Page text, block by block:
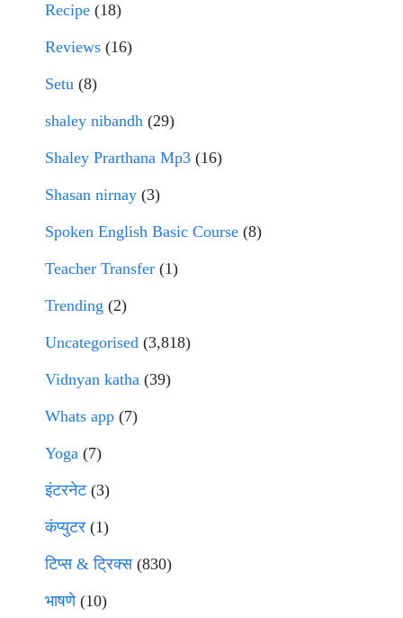
Recipe (18)
Reviews (16)
Setu (8)
shaley nibandh (29)
Shaley Prarthana Mp3 (16)
Shasan nirnay (3)
Spoken English Basic Course (8)
Teacher Transfer (1)
Trending (2)
Uncategorised (3,818)
Vidnyan katha (39)
Whats app (7)
Yoga (7)
इंटरनेट(3)
कंप्युटर (1)
टिप्स & ट्रिक्स(830)
भाषणे(10)